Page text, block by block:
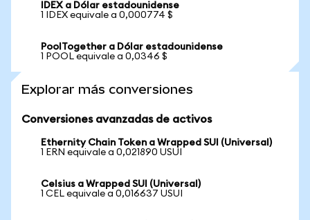
IDEX a Dólar estadounidense
1 IDEX equivale a 0,000774 $
PoolTogether a Dólar estadounidense
1 POOL equivale a 0,0346 $
Explorar más conversiones
Conversiones avanzadas de activos
Ethernity Chain Token a Wrapped SUI (Universal)
1 ERN equivale a 0,021890 USUI
Celsius a Wrapped SUI (Universal)
1 CEL equivale a 0,016637 USUI